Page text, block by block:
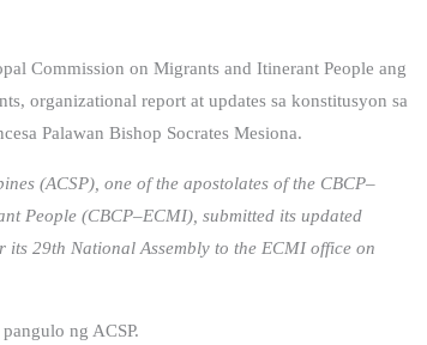
Commission on Migrants and Itinerant People ang
organizational report at updates sa konstitusyon sa
Palawan Bishop Socrates Mesiona.
(ACSP), one of the apostolates of the CBCP–
People (CBCP–ECMI), submitted its updated
29th National Assembly to the ECMI office on
ng ACSP.